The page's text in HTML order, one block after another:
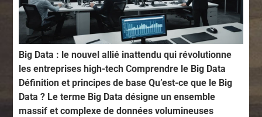
Big Data : le nouvel allié inattendu qui révolutionne
les entreprises high-tech Comprendre le Big Data
Définition et principes de base Qu’est-ce que le Big
Data ? Le terme Big Data désigne un ensemble
massif et complexe de données volumineuses